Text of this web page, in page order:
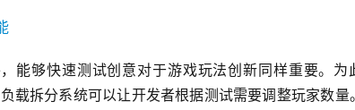
够快速测试创意对于游戏玩法创新同样重要。为
载拆分系统可以让开发者根据测试需要调整玩家数量